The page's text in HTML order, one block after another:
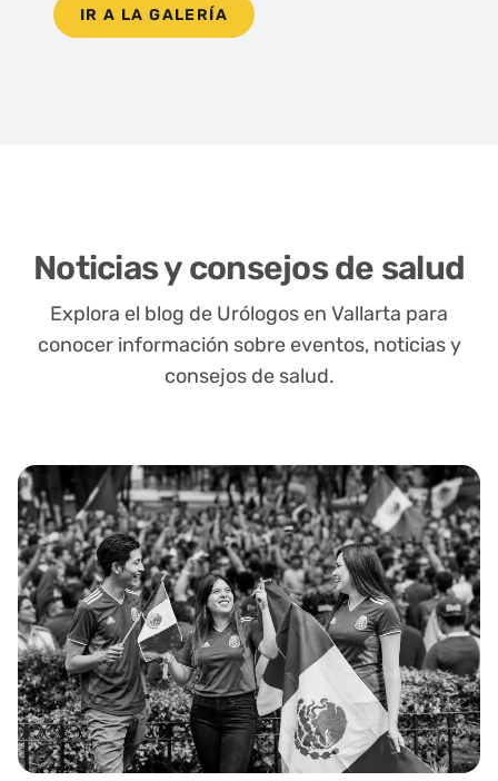
IR A LA GALERÍA
Noticias y consejos de salud
Explora el blog de Urólogos en Vallarta para
conocer información sobre eventos, noticias y
consejos de salud.